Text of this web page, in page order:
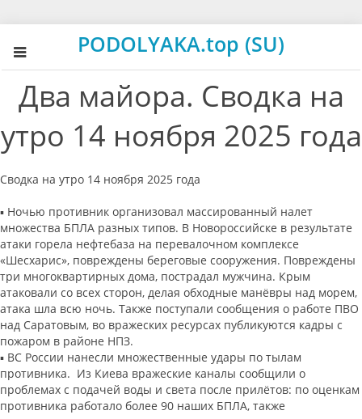
PODOLYAKA.top (SU)
Два майора. Сводка на
утро 14 ноября 2025 года
Сводка на утро 14 ноября 2025 года
▪️ Ночью противник организовал массированный налет
множества БПЛА разных типов. В Новороссийске в результате
атаки горела нефтебаза на перевалочном комплексе
«Шесхарис», повреждены береговые сооружения. Повреждены
три многоквартирных дома, пострадал мужчина. Крым
атаковали со всех сторон, делая обходные манёвры над морем,
атака шла всю ночь. Также поступали сообщения о работе ПВО
над Саратовым, во вражеских ресурсах публикуются кадры с
пожаром в районе НПЗ.
▪️ ВС России нанесли множественные удары по тылам
противника. Из Киева вражеские каналы сообщили о
проблемах с подачей воды и света после прилётов: по оценкам
противника работало более 90 наших БПЛА, также